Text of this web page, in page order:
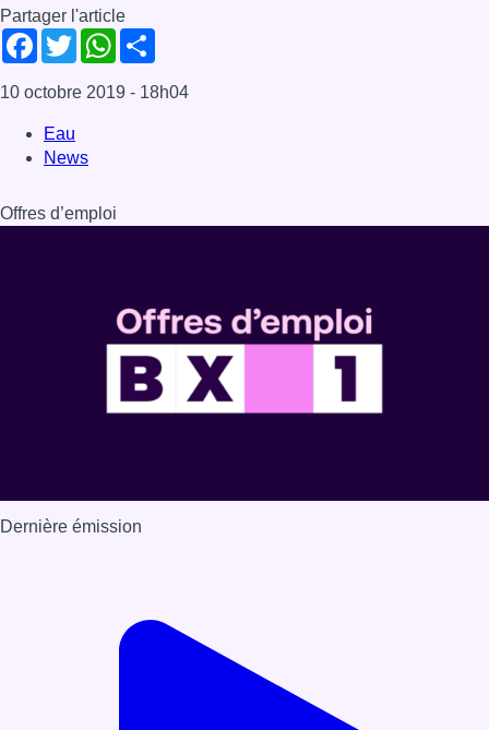
Partager l'article
Facebook
TwitterWhatsApp
10 octobre 2019 - 18h04
Eau
News
Offres d’emploi
Dernière émission